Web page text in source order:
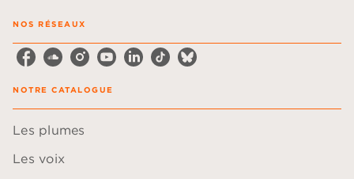
NOS RÉSEAUX
NOTRE CATALOGUE
Les plumes
Les voix